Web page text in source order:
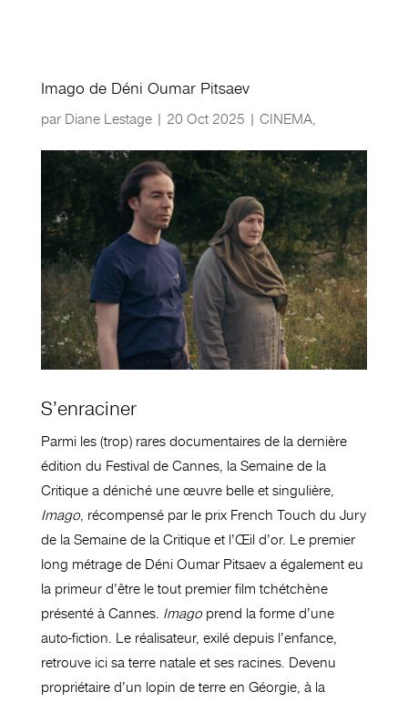
Imago de Déni Oumar Pitsaev
par Diane Lestage| 20 Oct 2025 | CINEMA,
S’enraciner
Parmi les (trop) rares documentaires de la dernière
édition du Festival de Cannes, la Semaine de la
Critique a déniché une œuvre belle et singulière,
Imago, récompensé par le prix French Touch du Jury
de la Semaine de la Critique et l’Œil d’or. Le premier
long métrage de Déni Oumar Pitsaev a également eu
la primeur d’être le tout premier film tchétchène
présenté à Cannes. Imagoprend la forme d’une
auto-fiction. Le réalisateur, exilé depuis l’enfance,
retrouve ici sa terre natale et ses racines. Devenu
propriétaire d’un lopin de terre en Géorgie, à la